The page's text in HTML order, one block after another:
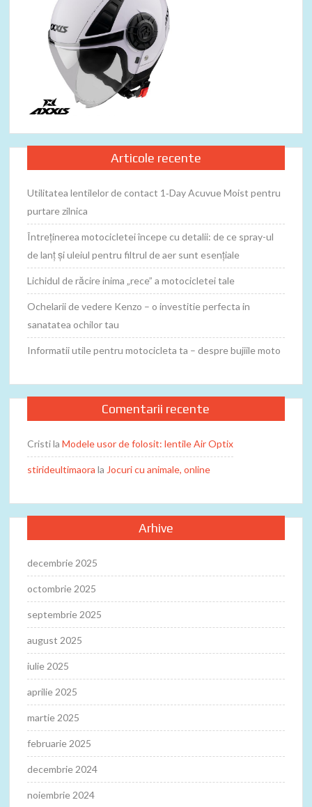
Articole recente
Utilitatea lentilelor de contact 1‑Day Acuvue Moist pentru
purtare zilnica
Întreținerea motocicletei începe cu detalii: de ce spray-ul
de lanț și uleiul pentru filtrul de aer sunt esențiale
Lichidul de răcire inima „rece” a motocicletei tale
Ochelarii de vedere Kenzo – o investitie perfecta in
sanatatea ochilor tau
Informatii utile pentru motocicleta ta – despre bujiile moto
Comentarii recente
CristilaModele usor de folosit: lentile Air Optix
stirideultimaora la Jocuri cu animale, online
Arhive
decembrie 2025
octombrie 2025
septembrie 2025
august 2025
iulie 2025
aprilie 2025
martie 2025
februarie 2025
decembrie 2024
noiembrie 2024